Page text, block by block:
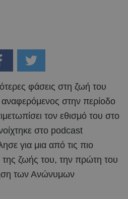
φάσεις στη ζωή του
αναφερόμενος στην περίοδο
τον εθισμό του στο
στο podcast
για μια από τις πιο
της ζωής του, την πρώτη του
των Ανώνυμων